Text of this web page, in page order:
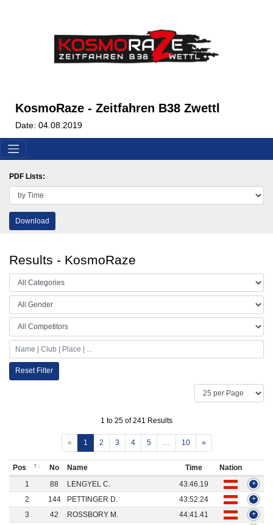
KosmoRaze - Zeitfahren B38 Zwettl
Date: 04.08.2019
PDF Lists:
Download
Results - KosmoRaze
Reset Filter
1 to 25 of 241 Results
« 1 2 3 4 5 … 10 »
Pos No Name Time
Nation
1
88 LENGYEL C. 43:46.19
+
2
144 PETTINGER D. 43:52.24
+
3
42 ROSSBORY M. 44:41.41
+